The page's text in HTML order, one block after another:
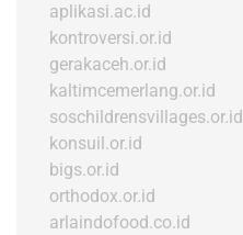
aplikasi.ac.id
kontroversi.or.id
gerakaceh.or.id
kaltimcemerlang.or.id
soschildrensvillages.or.id
konsuil.or.id
bigs.or.id
orthodox.or.id
arlaindofood.co.id